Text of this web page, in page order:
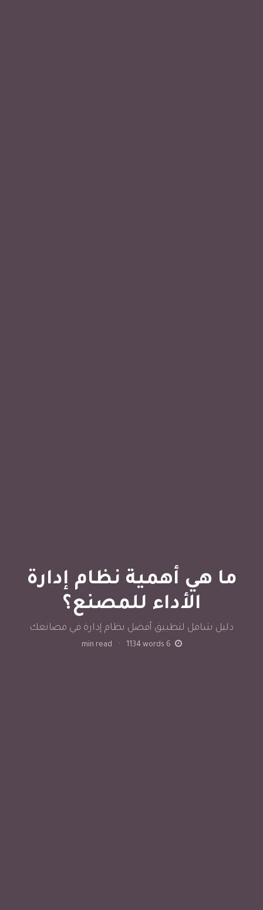
ما هي أهمية نظام إدارة
الأداء للمصنع؟
دليل شامل لتطبيق أفضل نظام إدارة في مصانعك
6
min read · 1134 words